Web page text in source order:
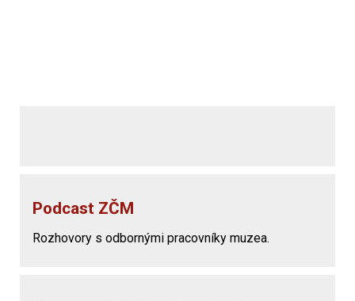
Podcast ZČM
Rozhovory s odbornými pracovníky muzea.